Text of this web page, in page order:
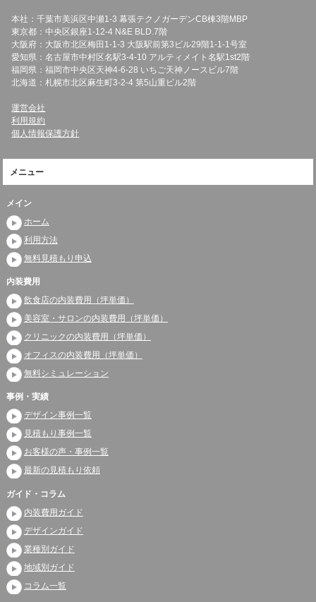
本社：千葉市美浜区中瀬1-3 幕張テクノガーデンCB棟3階MBP
東京都：中央区銀座1-12-4 N&E BLD.7階
大阪府：大阪市北区梅田1-1-3 大阪駅前第3ビル29階1-1-1号室
愛知県：名古屋市中村区名駅3-4-10 アルティメイト名駅1st2階
福岡県：福岡市中央区天神4-6-28 いちご天神ノースビル7階
北海道：札幌市北区麻生町3-2-4 第5山重ビル2階
運営会社
利用規約
個人情報保護方針
メニュー
メイン
ホーム
利用方法
無料見積もり申込
内装費用
飲食店の内装費用（坪単価）
美容室・サロンの内装費用（坪単価）
クリニックの内装費用（坪単価）
オフィスの内装費用（坪単価）
無料シミュレーション
事例・実績
デザイン事例一覧
見積もり事例一覧
お客様の声・事例一覧
最新の見積もり依頼
ガイド・コラム
内装費用ガイド
デザインガイド
業種別ガイド
地域別ガイド
コラム一覧